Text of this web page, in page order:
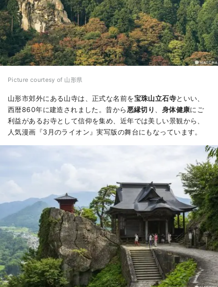
Picture courtesy of 山形県
山形市郊外にある山寺は、正式な名前を宝珠山立石寺といい、
西暦860年に建造されました。昔から 悪縁切り 身体健康にご
利益があるお寺として信仰を集め、近年では美しい景観から、
人気漫画『3月のライオン』実写版の舞台にもなっています。